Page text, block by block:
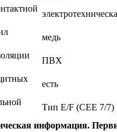
медь
ПВХ
есть
Тип E/F (CEE 7/7)
информация.